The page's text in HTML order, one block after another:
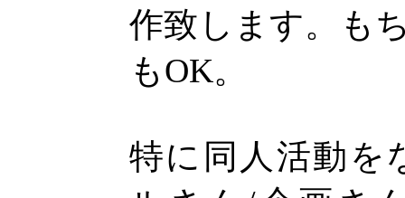
作致します。も
もOK。
特に同人活動を